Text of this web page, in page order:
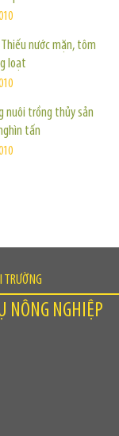
Thiếu nước mặn, tôm
loạt
nuôi trồng thủy sản
tấn
TRƯỜNG
NÔNG NGHIỆP